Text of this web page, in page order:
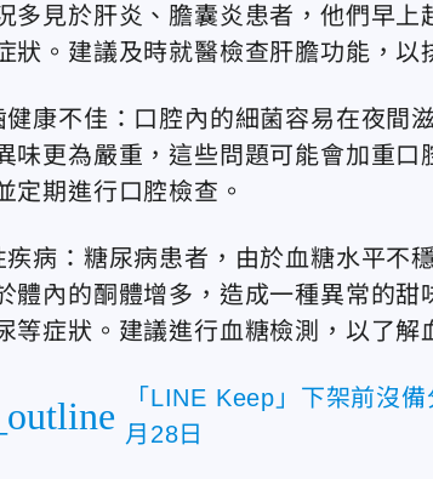
多見於肝炎、膽囊炎患者，他們早
狀。建議及時就醫檢查肝膽功能，以
康不佳：口腔內的細菌容易在夜間
味更為嚴重，這些問題可能會加重
定期進行口腔檢查。
病：糖尿病患者，由於血糖水平不
體內的酮體增多，造成一種異常的
等症狀。建議進行血糖檢測，以了解
「LINE Keep」下架前沒
月28日